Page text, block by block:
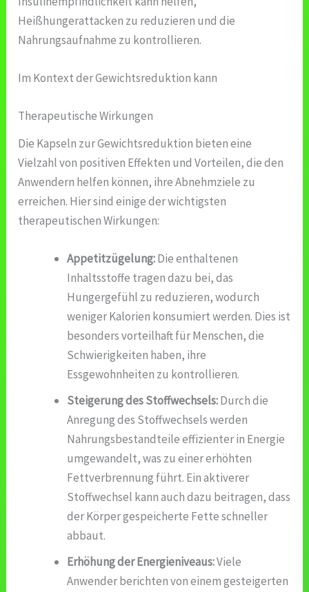
Heißhungerattacken zu reduzieren und die
Nahrungsaufnahme zu kontrollieren.
Im Kontext der Gewichtsreduktion kann
Therapeutische Wirkungen
Die Kapseln zur Gewichtsreduktion bieten eine
Vielzahl von positiven Effekten und Vorteilen, die den
Anwendern helfen können, ihre Abnehmziele zu
erreichen. Hier sind einige der wichtigsten
therapeutischen Wirkungen:
Appetitzügelung:Die enthaltenen
Inhaltsstoffe tragen dazu bei, das
Hungergefühl zu reduzieren, wodurch
weniger Kalorien konsumiert werden. Dies ist
besonders vorteilhaft für Menschen, die
Schwierigkeiten haben, ihre
Essgewohnheiten zu kontrollieren.
Steigerung des Stoffwechsels:Durch die
Anregung des Stoffwechsels werden
Nahrungsbestandteile effizienter in Energie
umgewandelt, was zu einer erhöhten
Fettverbrennung führt. Ein aktiverer
Stoffwechsel kann auch dazu beitragen, dass
der Körper gespeicherte Fette schneller
abbaut.
Erhöhung der Energieniveaus:Viele
Anwender berichten von einem gesteigerten